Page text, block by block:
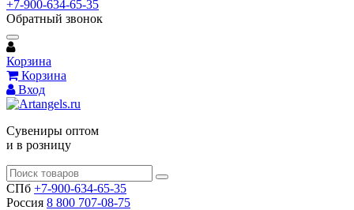
+7-900-634-65-35
Обратный звонок
Корзина
Корзина
Вход
Сувениры оптом
и в розницу
СПб +7-900-634-65-35
Россия 8 800 707-08-75